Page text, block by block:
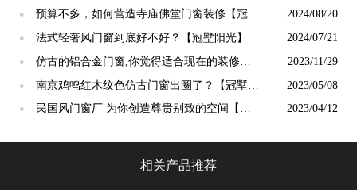
吗？【冠墅阳光】
●
预算不多，如何营造寺庙佛堂门窗装修【冠墅
阳光】
2024/08/20
● 法式轻奢风门窗到底好不好？【冠墅阳光】 2024/07/21
●
仿古的铝合金门窗,你觉得适合现在的装修吗?
【冠墅阳光】
2023/11/29
●
南京鸡鸣红木纹色仿古门窗出圈了？【冠墅阳
光】
2023/05/08
●
民国风门窗厂 为你创造尊贵别致的空间【冠
2023/04/12
相关产品推荐